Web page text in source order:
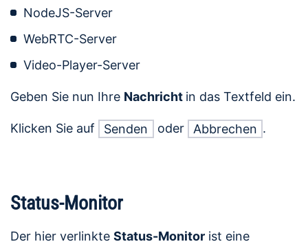
NodeJS-Server
WebRTC-Server
Video-Player-Server
Geben Sie nun Ihre Nachricht in das Textfeld ein.
Klicken Sie auf Senden oder Abbrechen .
Status-Monitor
Der hier verlinkte Status-Monitor ist eine